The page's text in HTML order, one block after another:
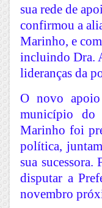
sua rede de
confirmou a
Marinho, e
incluindo Dra.
lideranças da
O novo apoio
município do
Marinho foi
política,
sua
disputar a
novembro